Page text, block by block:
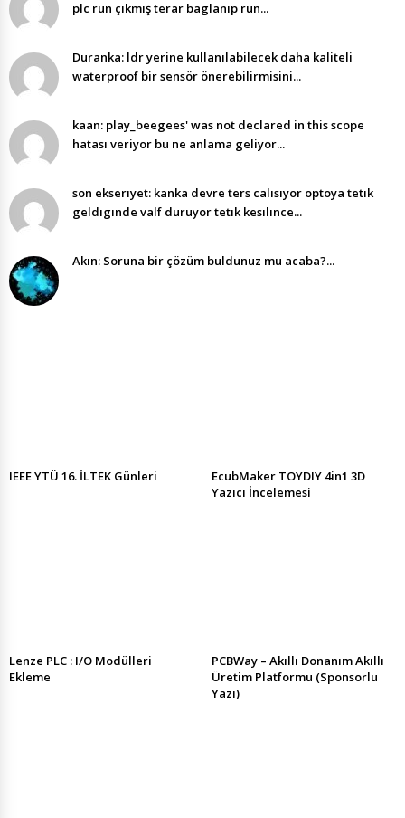
plc run çıkmış terar baglanıp run...
Duranka: ldr yerine kullanılabilecek daha kaliteli
waterproof bir sensör önerebilirmisini...
kaan: play_beegees' was not declared in this scope
hatası veriyor bu ne anlama geliyor...
son ekserıyet: kanka devre ters calısıyor optoya tetık
geldıgınde valf duruyor tetık kesılınce...
Akın: Soruna bir çözüm buldunuz mu acaba?...
IEEE YTÜ 16. İLTEK Günleri
EcubMaker TOYDIY 4in1 3D
Yazıcı İncelemesi
Lenze PLC : I/O Modülleri
Ekleme
PCBWay – Akıllı Donanım Akıllı
Üretim Platformu (Sponsorlu
Yazı)